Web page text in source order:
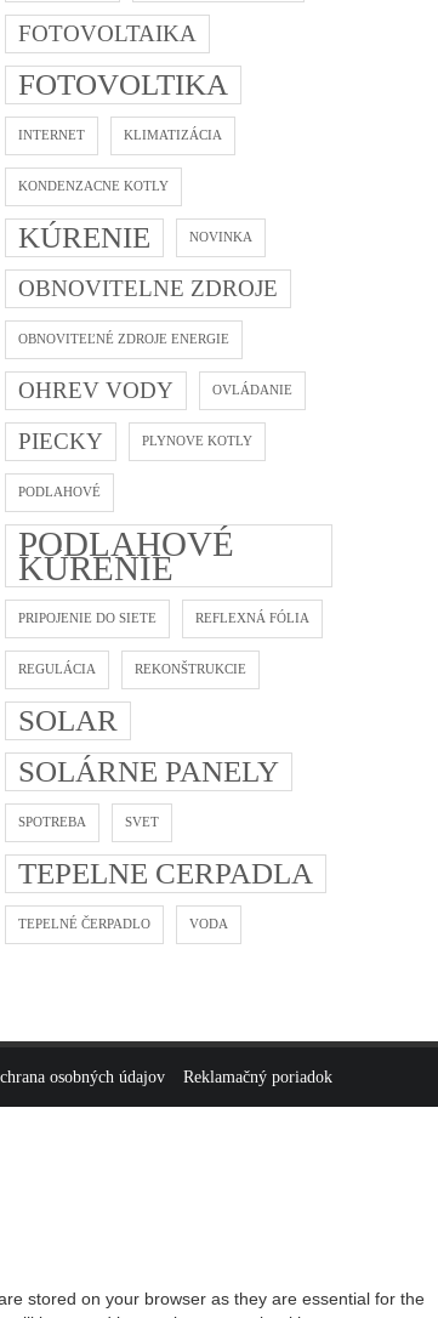
FOTOVOLTAIKA
FOTOVOLTIKA
INTERNET KLIMATIZÁCIA
KONDENZACNE KOTLY
KÚRENIE NOVINKA
OBNOVITELNE ZDROJE
OBNOVITEĽNÉ ZDROJE ENERGIE
OHREV VODY OVLÁDANIE
PIECKY PLYNOVE KOTLY
PODLAHOVÉ
PODLAHOVÉ
KÚRENIE
PRIPOJENIE DO SIETE REFLEXNÁ FÓLIA
REGULÁCIA REKONŠTRUKCIE
SOLAR
SOLÁRNE PANELY
SPOTREBA SVET
TEPELNE CERPADLA
TEPELNÉ ČERPADLO VODA
osobných údajov Reklamačný poriadok
stored on your browser as they are essential for the